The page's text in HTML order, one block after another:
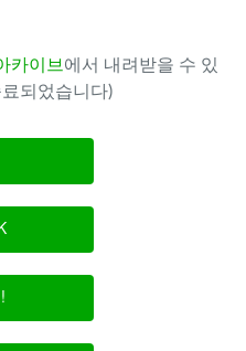
카이브 에서 내려받을 수 있
되었습니다)